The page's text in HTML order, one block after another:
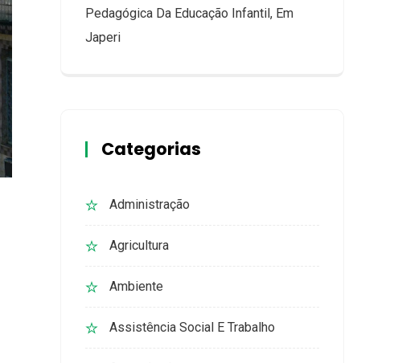
Pedagógica Da Educação Infantil, Em
Japeri
Categorias
Administração
Agricultura
Ambiente
Assistência Social E Trabalho